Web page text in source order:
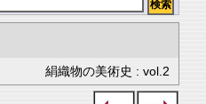
絹織物の美術史 : vol.2